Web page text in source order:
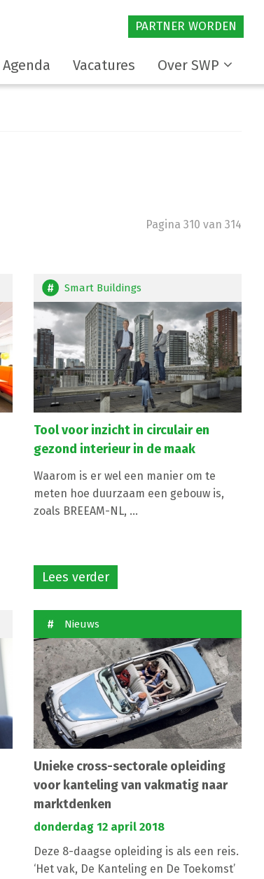
PARTNER WORDEN
Agenda Vacatures Over SWP
Pagina 310 van 314
Smart Buildings
Tool voor inzicht in circulair en
gezond interieur in de maak
Waarom is er wel een manier om te
meten hoe duurzaam een gebouw is,
zoals BREEAM-NL, ...
Lees verder
Nieuws
Unieke cross-sectorale opleiding
voor kanteling van vakmatig naar
marktdenken
donderdag 12 april 2018
Deze 8-daagse opleiding is als een reis.
‘Het vak, De Kanteling en De Toekomst’